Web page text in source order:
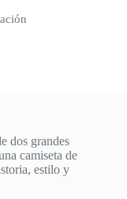
dos grandes
camiseta de
estilo y